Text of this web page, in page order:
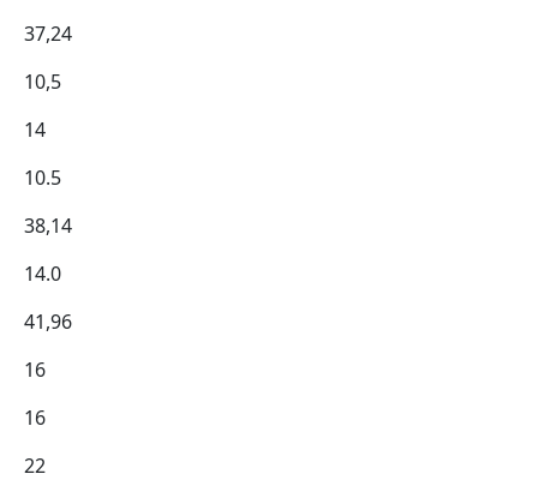
37,24
10,5
14
10.5
38,14
14.0
41,96
16
16
22